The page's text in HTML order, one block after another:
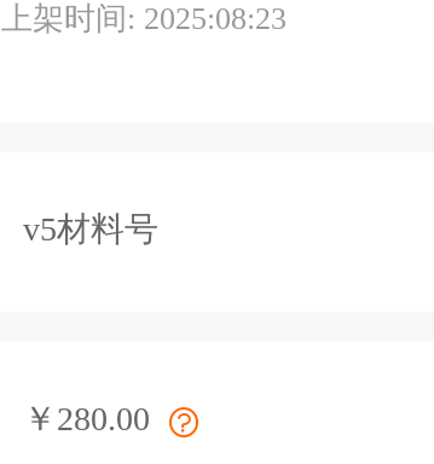
上架时间: 2025:08:23
v5材料号
￥280.00